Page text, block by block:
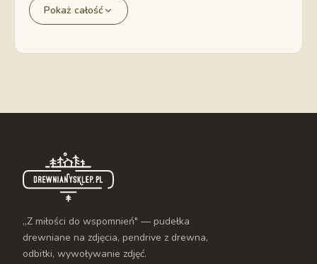
Pokaż całość
„Z miłości do wspomnień" — pudełka
drewniane na zdjęcia, pendrive z drewna,
odbitki, wywoływanie zdjęć.